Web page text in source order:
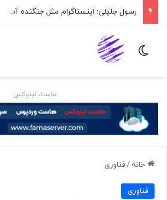
تغییر پوسته
هاست لینوکس
خانه /فناوری
فناوری